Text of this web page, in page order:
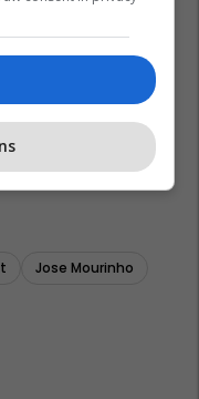
Jose Mourinho